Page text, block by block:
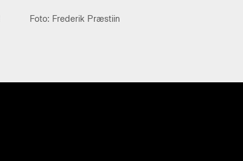
Foto: Frederik Præstiin